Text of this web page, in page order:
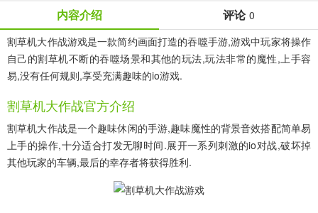
内容介绍 评论 0
割草机大作战游戏是一款简约画面打造的吞噬手游,游戏中玩家将操作
自己的割草机不断的吞噬场景和其他的玩法,玩法非常的魔性,上手容
易,没有任何规则,享受充满趣味的io游戏.
割草机大作战官方介绍
割草机大作战是一个趣味休闲的手游,趣味魔性的背景音效搭配简单易
上手的操作,十分适合打发无聊时间.展开一系列刺激的io对战,破坏掉
其他玩家的车辆,最后的幸存者将获得胜利.